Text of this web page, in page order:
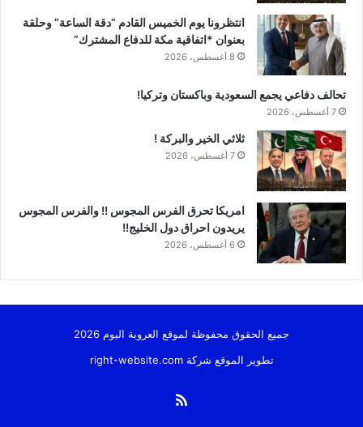
انتظرونا يوم الخميس القادم “دقة الساعة” وحلقة
بعنوان *اتفاقية مكة للدفاع المشترك”
8 أغسطس، 2026
تحالف دفاعي يجمع السعودية وباكستان وتركيا!
7 أغسطس، 2026
ثلاثي الخير والبركة !
7 أغسطس، 2026
امريكا تحرق الفرس المجوس !! والفرس المجوس
يريدون احراق دول الخليج!!
6 أغسطس، 2026
جميع الحقوق محفوظة لموقع العروبة اليوم 2026
تطوير الموقع شركةright-website.com
ملخص